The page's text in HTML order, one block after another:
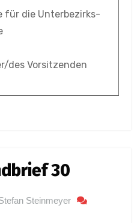
für die Unterbezirks-
des Vorsitzenden
30
Steinmeyer